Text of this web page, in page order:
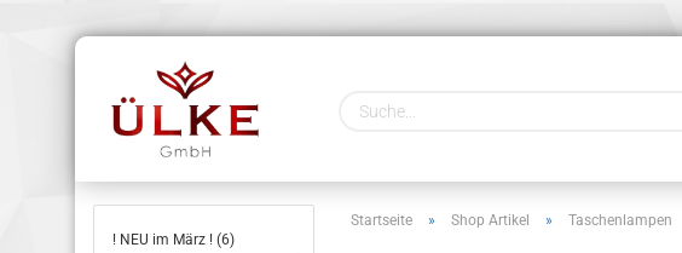
Startseite » Shop Artikel » Taschenlampen
! NEU im März ! (6)